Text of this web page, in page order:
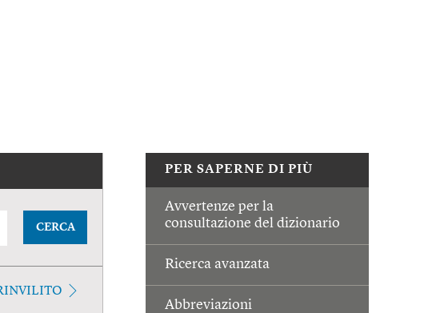
PER SAPERNE DI PIÙ
Avvertenze per la
consultazione del dizionario
Ricerca avanzata
Abbreviazioni
CERCA